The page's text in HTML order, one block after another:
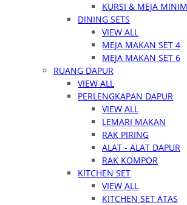
KURSI & MEJA
DINING SETS
VIEW ALL
MEJA MAKAN SET 4
MEJA MAKAN SET 6
RUANG DAPUR
VIEW ALL
PERLENGKAPAN DAPUR
VIEW ALL
LEMARI MAKAN
RAK PIRING
ALAT - ALAT DAPUR
RAK KOMPOR
KITCHEN SET
VIEW ALL
KITCHEN SET ATAS